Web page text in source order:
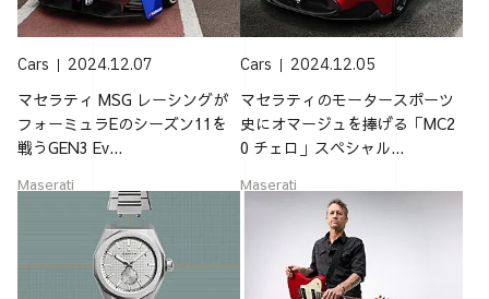
Cars 2024.12.07
マセラティ MSG レーシングが
フォーミュラEのシーズン11を
戦うGEN3 Ev...
Maserati
Cars 2024.12.05
マセラティのモータースポーツ
史にオマージュを捧げる「MC2
0 チェロ」スペシャル...
Maserati